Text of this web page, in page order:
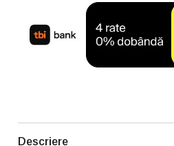
Descriere